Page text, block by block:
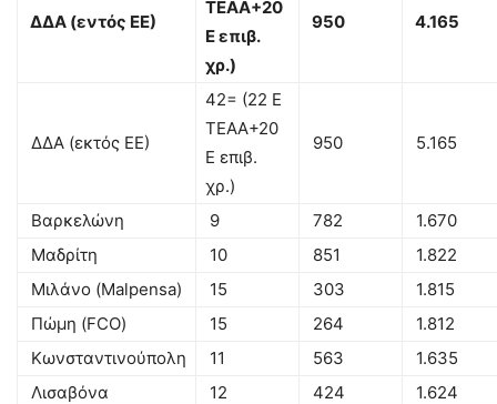
ΔΔΑ (εντός ΕΕ)
ΤΕΑΑ+20
Ε επιβ.
χρ.)
950 4.165
ΔΔΑ (εκτός ΕΕ)
42= (22 Ε
ΤΕΑΑ+20
Ε επιβ.
χρ.)
950 5.165
Βαρκελώνη 9 782
1.670
Μαδρίτη
10 851
1.822
Μιλάνο (Malpensa)
15 303
1.815
Πώμη (FCO)
15 264
1.812
Κωνσταντινούπολη
11 563
1.635
Λισαβόνα
12 424
1.624